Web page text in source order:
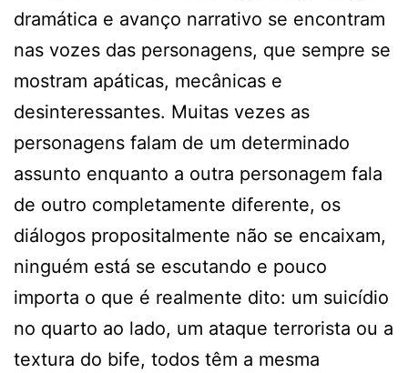
dramática e avanço narrativo se encontram
nas vozes das personagens, que sempre se
mostram apáticas, mecânicas e
desinteressantes. Muitas vezes as
personagens falam de um determinado
assunto enquanto a outra personagem fala
de outro completamente diferente, os
diálogos propositalmente não se encaixam,
ninguém está se escutando e pouco
importa o que é realmente dito: um suicídio
no quarto ao lado, um ataque terrorista ou a
textura do bife, todos têm a mesma